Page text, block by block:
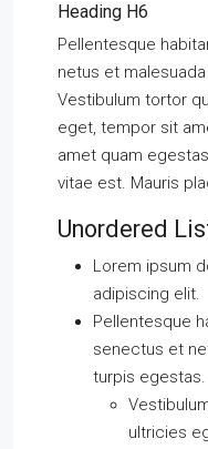
Heading H6
Pellentesque
netus et
Vestibulum tortor
eget, tempor sit
amet quam
vitae est. Mauris
Unordered
Lorem ipsum
adipiscing elit.
Pellentesque
senectus et
turpis egestas.
ultricies